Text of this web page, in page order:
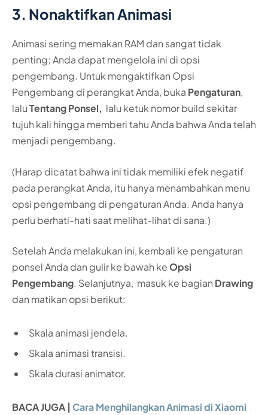
3. Nonaktifkan Animasi
Animasi sering memakan RAM dan sangat tidak
penting; Anda dapat mengelola ini di opsi
pengembang. Untuk mengaktifkan Opsi
Pengembang di perangkat Anda, buka Pengaturan,
laluTentang Ponsel, lalu ketuk nomor build sekitar
tujuh kali hingga memberi tahu Anda bahwa Anda telah
menjadi pengembang.
(Harap dicatat bahwa ini tidak memiliki efek negatif
pada perangkat Anda, itu hanya menambahkan menu
opsi pengembang di pengaturan Anda. Anda hanya
perlu berhati-hati saat melihat-lihat di sana.)
Setelah Anda melakukan ini, kembali ke pengaturan
ponsel Anda dan gulir ke bawah keOpsi
Pengembang. Selanjutnya, masuk ke bagian Drawing
dan matikan opsi berikut:
Skala animasi jendela.
Skala animasi transisi.
Skala durasi animator.
BACA JUGA |Cara Menghilangkan Animasi di Xiaomi